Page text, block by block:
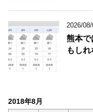
2026/
熊本
もしれ
2018年8月